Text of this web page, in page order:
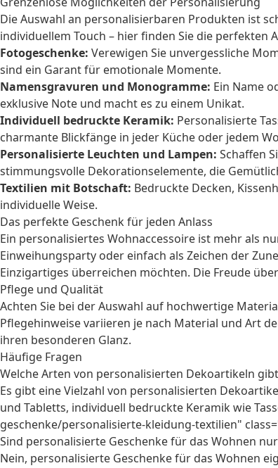
Die Auswahl an personalisierbaren Produkten ist
individuellem Touch – hier finden Sie die perfekten
Fotogeschenke: Verewigen Sie unvergessliche
sind ein Garant für emotionale Momente.
Namensgravuren und Monogramme: Ein Name
exklusive Note und macht es zu einem Unikat.
Individuell bedruckte Keramik: Personalisierte
charmante Blickfänge in jeder Küche oder jedem
Personalisierte Leuchten und Lampen: Schaffen
stimmungsvolle Dekorationselemente, die
Textilien mit Botschaft: Bedruckte Decken,
individuelle Weise.
Das perfekte Geschenk für jeden Anlass
Ein personalisiertes Wohnaccessoire ist mehr als
Einweihungsparty oder einfach als Zeichen der
Einzigartiges überreichen möchten. Die Freude
Pflege und Qualität
Achten Sie bei der Auswahl auf hochwertige
Pflegehinweise variieren je nach Material und Art
ihren besonderen Glanz.
Häufige Fragen
Welche Arten von personalisierten Dekoartikeln
Es gibt eine Vielzahl von personalisierten
und Tabletts, individuell bedruckte Keramik wie
geschenke/personalisierte-kleidung-textilien"
Sind personalisierte Geschenke für das Wohnen
Nein, personalisierte Geschenke für das Wohnen